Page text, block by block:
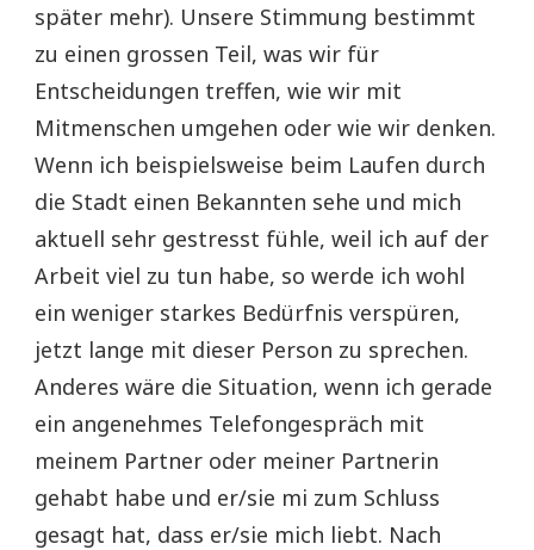
später mehr). Unsere Stimmung bestimmt
zu einen grossen Teil, was wir für
Entscheidungen treffen, wie wir mit
Mitmenschen umgehen oder wie wir denken.
Wenn ich beispielsweise beim Laufen durch
die Stadt einen Bekannten sehe und mich
aktuell sehr gestresst fühle, weil ich auf der
Arbeit viel zu tun habe, so werde ich wohl
ein weniger starkes Bedürfnis verspüren,
jetzt lange mit dieser Person zu sprechen.
Anderes wäre die Situation, wenn ich gerade
ein angenehmes Telefongespräch mit
meinem Partner oder meiner Partnerin
gehabt habe und er/sie mi zum Schluss
gesagt hat, dass er/sie mich liebt. Nach